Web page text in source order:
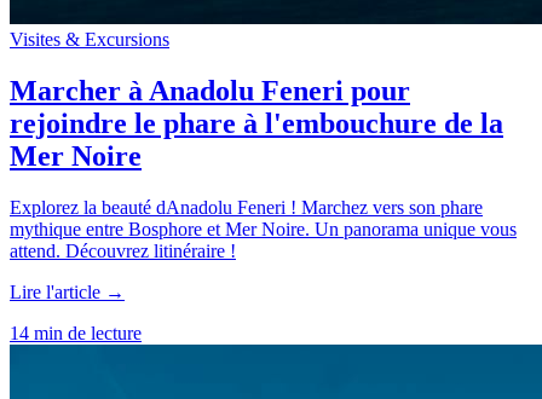
Visites & Excursions
Marcher à Anadolu Feneri pour
rejoindre le phare à l'embouchure de la
Mer Noire
Explorez la beauté dAnadolu Feneri ! Marchez vers son phare
mythique entre Bosphore et Mer Noire. Un panorama unique vous
attend. Découvrez litinéraire !
Lire l'article →
14 min de lecture